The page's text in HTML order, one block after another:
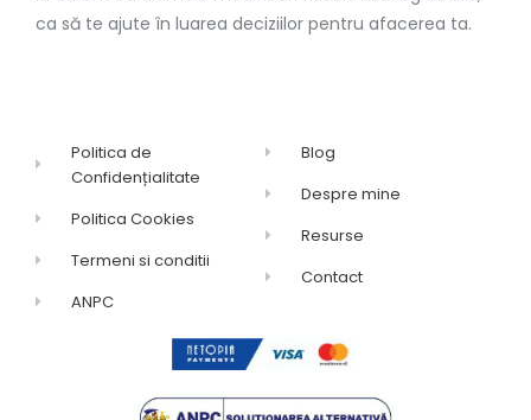
ca să te ajute în luarea deciziilor pentru afacerea ta.
Politica de
Confidențialitate
Politica Cookies
Termeni si conditii
ANPC
Blog
Despre mine
Resurse
Contact